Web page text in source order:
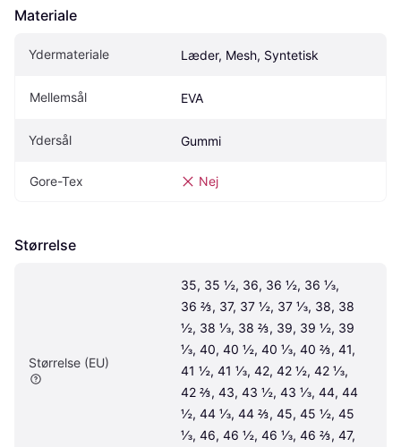
Materiale
Ydermateriale Læder, Mesh, Syntetisk
Mellemsål EVA
Ydersål Gummi
Gore-Tex Nej
Størrelse
Størrelse (EU)
35, 35 ½, 36, 36 ½, 36 ⅓,
36 ⅔, 37, 37 ½, 37 ⅓, 38, 38
½, 38 ⅓, 38 ⅔, 39, 39 ½, 39
⅓, 40, 40 ½, 40 ⅓, 40 ⅔, 41,
41 ½, 41 ⅓, 42, 42 ½, 42 ⅓,
42 ⅔, 43, 43 ½, 43 ⅓, 44, 44
½, 44 ⅓, 44 ⅔, 45, 45 ½, 45
⅓, 46, 46 ½, 46 ⅓, 46 ⅔, 47,